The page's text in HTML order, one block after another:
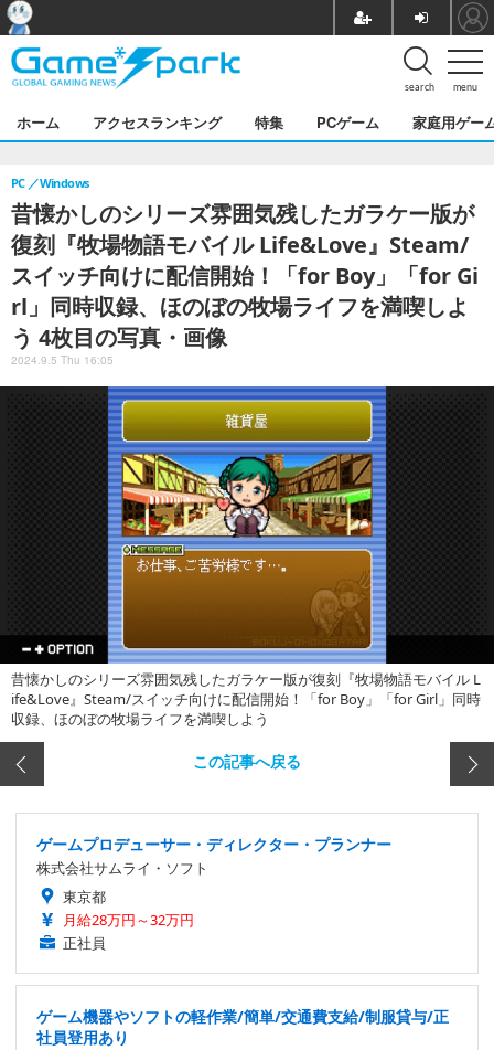
menu
search
ホーム アクセスランキング 特集 PCゲーム 家庭用ゲー
昔懐かしのシリーズ雰囲気残したガラケー版が
復刻『牧場物語モバイル Life&Love』Steam/
スイッチ向けに配信開始！「for Boy」「for Gi
rl」同時収録、ほのぼの牧場ライフを満喫しよ
う 4枚目の写真・画像
PC Windows
2024.9.5 Thu 16:05
昔懐かしのシリーズ雰囲気残したガラケー版が復刻『牧場物語モバイル L
ife&Love』Steam/スイッチ向けに配信開始！「for Boy」「for Girl」同時
収録、ほのぼの牧場ライフを満喫しよう
この記事へ戻る
ゲームプロデューサー・ディレクター・プランナー
株式会社サムライ・ソフト
東京都
月給28万円～32万円
正社員
ゲーム機器やソフトの軽作業/簡単/交通費支給/制服貸与/正
社員登用あり